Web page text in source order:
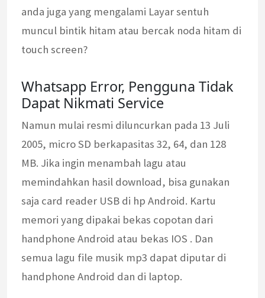
anda juga yang mengalami Layar sentuh
muncul bintik hitam atau bercak noda hitam di
touch screen?
Whatsapp Error, Pengguna Tidak
Dapat Nikmati Service
Namun mulai resmi diluncurkan pada 13 Juli
2005, micro SD berkapasitas 32, 64, dan 128
MB. Jika ingin menambah lagu atau
memindahkan hasil download, bisa gunakan
saja card reader USB di hp Android. Kartu
memori yang dipakai bekas copotan dari
handphone Android atau bekas IOS . Dan
semua lagu file musik mp3 dapat diputar di
handphone Android dan di laptop.